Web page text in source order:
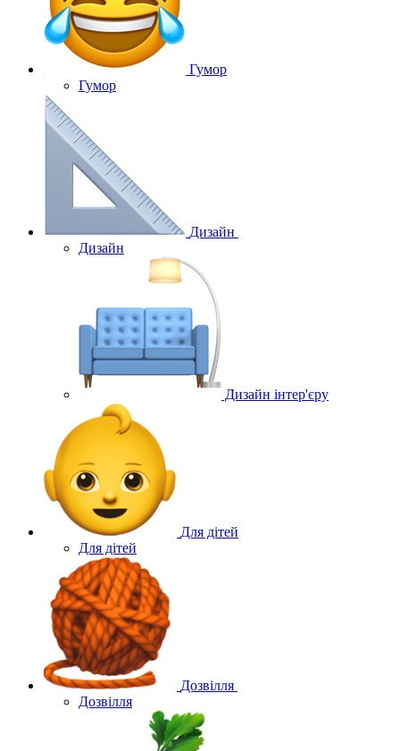
Гумор
Гумор
Дизайн
Дизайн
Дизайн інтер'єру
Для дітей
Для дітей
Дозвілля
Дозвілля